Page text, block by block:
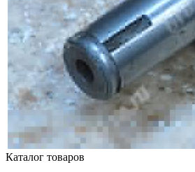
Каталог товаров